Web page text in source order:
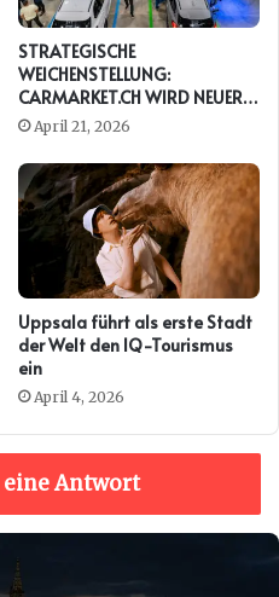
STRATEGISCHE
WEICHENSTELLUNG:
CARMARKET.CH WIRD NEUER
PRESENTING PARTNER DER
AUTO ZÜRICH
April 21, 2026
Uppsala führt als erste Stadt
der Welt den IQ-Tourismus
ein
April 4, 2026
Antwort